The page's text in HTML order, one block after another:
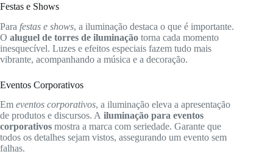
Festas e Shows
Para festas e shows, a iluminação destaca o que é importante.
O aluguel de torres de iluminação torna cada momento
inesquecível. Luzes e efeitos especiais fazem tudo mais
vibrante, acompanhando a música e a decoração.
Eventos Corporativos
Em eventos corporativos, a iluminação eleva a apresentação
de produtos e discursos. A iluminação para eventos
corporativos mostra a marca com seriedade. Garante que
todos os detalhes sejam vistos, assegurando um evento sem
falhas.